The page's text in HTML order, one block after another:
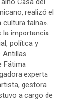
realizó el
taína»,
la importancia
política y
Fátima
experta
gestora
a cargo de